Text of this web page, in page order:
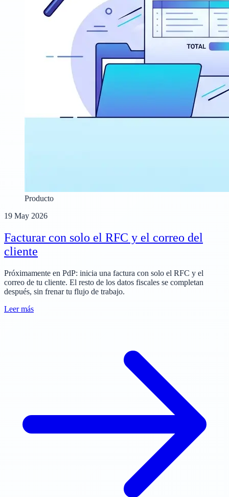
Producto
19 May 2026
Facturar con solo el RFC y el correo del
cliente
Próximamente en PdP: inicia una factura con solo el RFC y el
correo de tu cliente. El resto de los datos fiscales se completan
después, sin frenar tu flujo de trabajo.
Leer más